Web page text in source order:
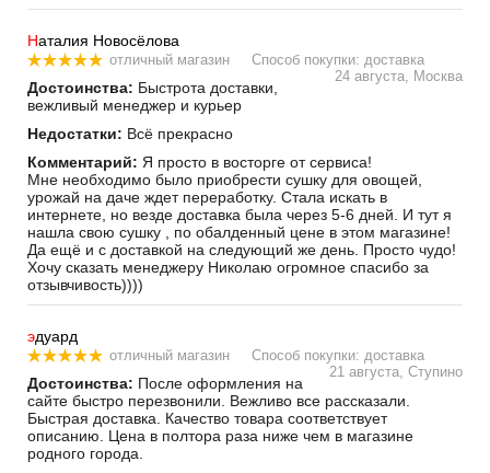
Наталия Новосёлова
отличный магазин
Способ покупки: доставка
24 августа, Москва
Достоинства: Быстрота доставки,
вежливый менеджер и курьер
Недостатки: Всё прекрасно
Комментарий: Я просто в восторге от сервиса!
Мне необходимо было приобрести сушку для овощей,
урожай на даче ждет переработку. Стала искать в
интернете, но везде доставка была через 5-6 дней. И тут я
нашла свою сушку , по обалденный цене в этом магазине!
Да ещё и с доставкой на следующий же день. Просто чудо!
Хочу сказать менеджеру Николаю огромное спасибо за
отзывчивость))))
эдуард
отличный магазин
Способ покупки: доставка
21 августа, Ступино
Достоинства: После оформления на
сайте быстро перезвонили. Вежливо все рассказали.
Быстрая доставка. Качество товара соответствует
описанию. Цена в полтора раза ниже чем в магазине
родного города.